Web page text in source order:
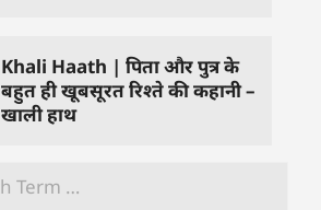
Khali Haath | पिता और पुत्र के
बहुत ही खूबसूरत रिश्ते की कहानी –
खाली हाथ